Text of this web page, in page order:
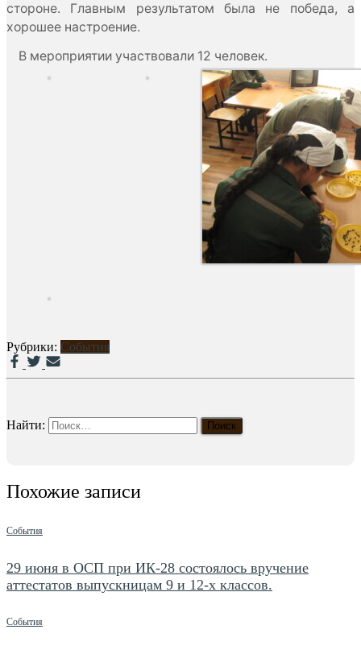
стороне. Главным результатом была не победа, а
хорошее настроение.
В мероприятии участвовали 12 человек.
Рубрики: События
Найти:
Похожие записи
События
29 июня в ОСП при ИК-28 состоялось вручение
аттестатов выпускницам 9 и 12-х классов.
События